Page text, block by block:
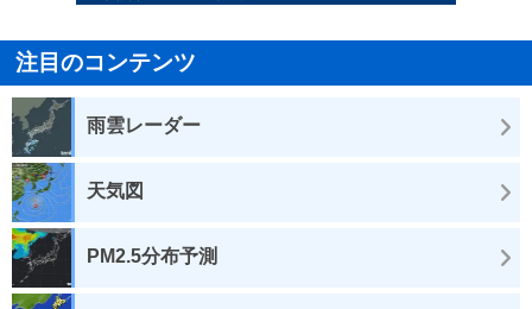
注目のコンテンツ
雨雲レーダー
天気図
PM2.5分布予測